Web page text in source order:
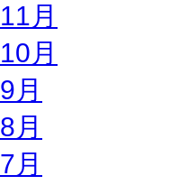
11月
10月
9月
8月
7月